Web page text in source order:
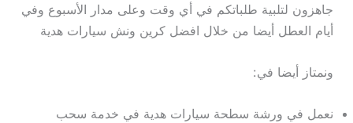
جاهزون لتلبية طلباتكم في أي وقت وعلى مدار الأسبوع وفي
أيام العطل أيضا من خلال افضل كرين ونش سيارات هدية
ونمتاز أيضا في:
نعمل في ورشة سطحة سيارات هدية في خدمة سحب